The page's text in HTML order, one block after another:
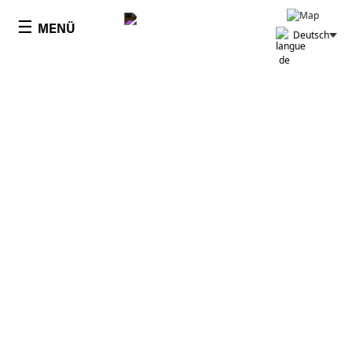
☰ MENÜ Deutsch
Panneau de gestion des cookies